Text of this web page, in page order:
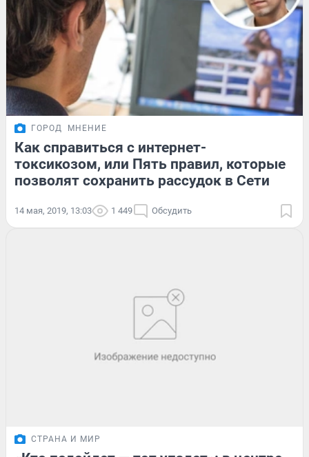
ГОРОД МНЕНИЕ
Как справиться с интернет-
токсикозом, или Пять правил, которые
позволят сохранить рассудок в Сети
14 мая, 2019, 13:03 1 449 Обсудить
СТРАНА И МИР